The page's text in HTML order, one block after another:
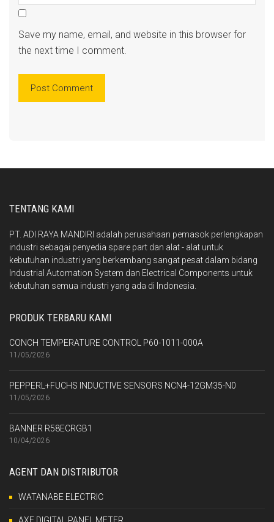
Save my name, email, and website in this browser for
the next time I comment.
TENTANG KAMI
PT. ADI RAYA MANDIRI adalah perusahaan pemasok perlengkapan
industri sebagai penyedia spare part dan alat - alat untuk
kebutuhan industri yang berkembang sangat pesat dalam bidang
Industrial Automation System dan Electrical Components untuk
kebutuhan semua industri yang ada di Indonesia.
PRODUK TERBARU KAMI
CONCH TEMPERATURE CONTROL P60-1011-000A
11/05/2026
PEPPERL+FUCHS INDUCTIVE SENSORS NCN4-12GM35-N0
11/05/2026
BANNER R58ECRGB1
10/04/2026
AGENT DAN DISTRIBUTOR
WATANABE ELECTRIC